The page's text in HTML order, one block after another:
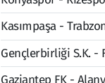
Kasımpaşa -
Gençlerbirliği S.K. -